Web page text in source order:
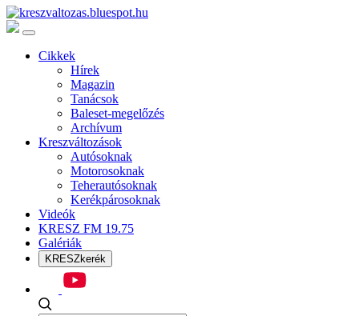
Cikkek
Hírek
Magazin
Tanácsok
Baleset-megelőzés
Archívum
Kreszváltozások
Autósoknak
Motorosoknak
Teherautósoknak
Kerékpárosoknak
Videók
KRESZ FM 19.75
Galériák
KRESZkerék